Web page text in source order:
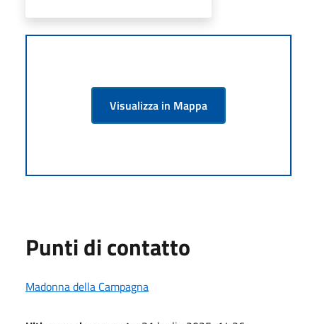
Visualizza in Mappa
Punti di contatto
Madonna della Campagna